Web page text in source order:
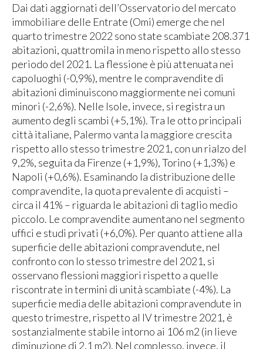
Dai dati aggiornati dell’Osservatorio del mercato
immobiliare delle Entrate (Omi) emerge che nel
quarto trimestre 2022 sono state scambiate 208.371
abitazioni, quattromila in meno rispetto allo stesso
periodo del 2021. La flessione è più attenuata nei
capoluoghi (-0,9%), mentre le compravendite di
abitazioni diminuiscono maggiormente nei comuni
minori (-2,6%). Nelle Isole, invece, si registra un
aumento degli scambi (+5,1%). Tra le otto principali
città italiane, Palermo vanta la maggiore crescita
rispetto allo stesso trimestre 2021, con un rialzo del
9,2%, seguita da Firenze (+1,9%), Torino (+1,3%) e
Napoli (+0,6%). Esaminando la distribuzione delle
compravendite, la quota prevalente di acquisti –
circa il 41% – riguarda le abitazioni di taglio medio
piccolo. Le compravendite aumentano nel segmento
uffici e studi privati (+6,0%). Per quanto attiene alla
superficie delle abitazioni compravendute, nel
confronto con lo stesso trimestre del 2021, si
osservano flessioni maggiori rispetto a quelle
riscontrate in termini di unità scambiate (-4%). La
superficie media delle abitazioni compravendute in
questo trimestre, rispetto al IV trimestre 2021, è
sostanzialmente stabile intorno ai 106 m2 (in lieve
diminuzione di 2,1 m2). Nel complesso, invece, il